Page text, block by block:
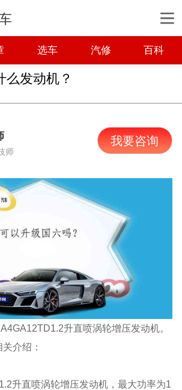
选车 汽修 百科
么发动机？
师
我要咨询
升直喷涡轮增压发动机。
介绍：
升直喷涡轮增压发动机，最大功率为1